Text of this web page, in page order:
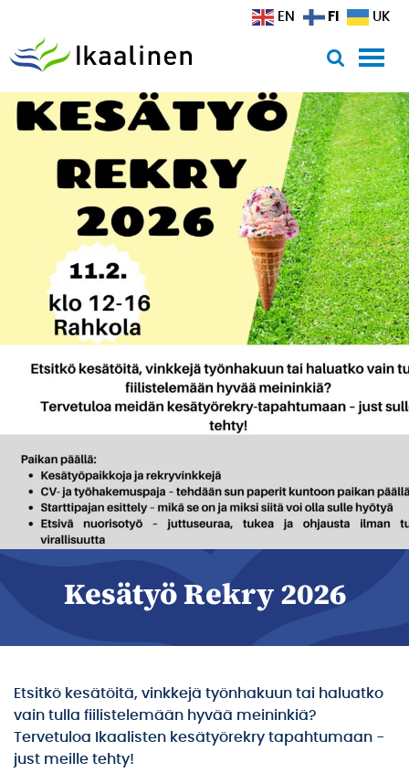
Kesätyö Rekry 2026
Etsitkö kesätöitä, vinkkejä työnhakuun tai haluatko
vain tulla fiilistelemään hyvää meininkiä?
Tervetuloa Ikaalisten kesätyörekry tapahtumaan -
just meille tehty!
EN FI UK